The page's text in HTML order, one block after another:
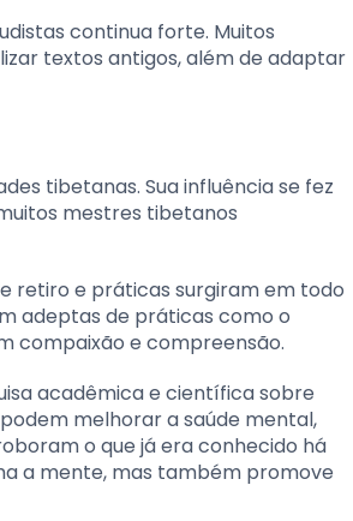
continua forte. Muitos
textos antigos, além de adaptar
tibetanas. Sua influência se fez
mestres tibetanos
retiro e práticas surgiram em todo
adeptas de práticas como o
compaixão e compreensão.
acadêmica e científica sobre
melhorar a saúde mental,
o que já era conhecido há
a mente, mas também promove